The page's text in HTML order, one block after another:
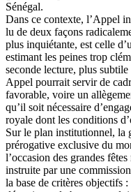
Sénégal.
Dans ce contexte, l’Appel
lu de deux façons
plus inquiétante, est celle
estimant les peines trop
seconde lecture, plus
Appel pourrait servir de
favorable, voire un
qu’il soit nécessaire
royale dont les conditions
Sur le plan institutionnel, la
prérogative exclusive du
l’occasion des grandes
instruite par une
la base de critères objectifs :